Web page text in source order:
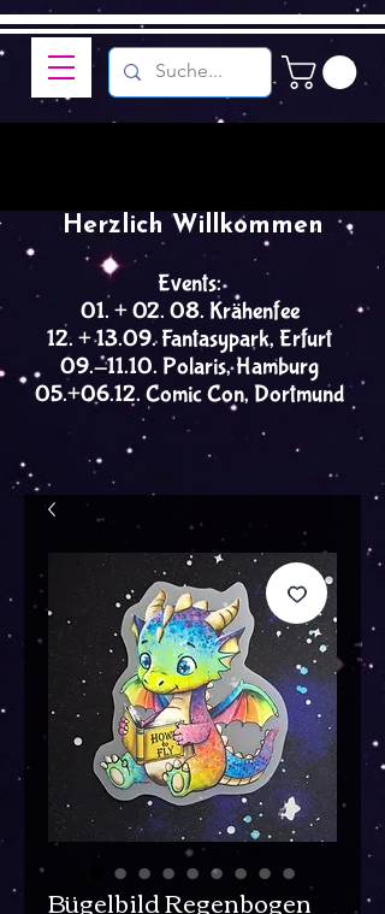
Events:
01. + 02. 08. Krähenfee
12. + 13.09. Fantasypark, Erfurt
09.-11.10. Polaris, Hamburg
05.+06.12. Comic Con, Dortmund
Herzlich Willkommen
Bügelbild Regenbogen